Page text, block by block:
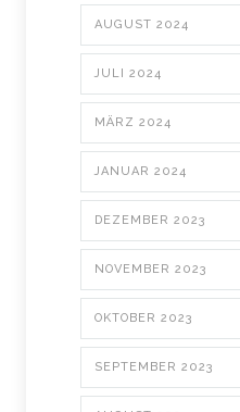
AUGUST 2024
JULI 2024
MÄRZ 2024
JANUAR 2024
DEZEMBER 2023
NOVEMBER 2023
OKTOBER 2023
SEPTEMBER 2023